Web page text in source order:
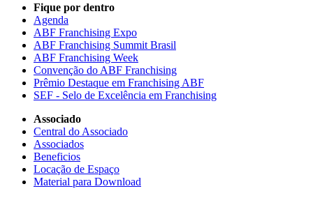
Fique por dentro
Agenda
ABF Franchising Expo
ABF Franchising Summit Brasil
ABF Franchising Week
Convenção do ABF Franchising
Prêmio Destaque em Franchising ABF
SEF - Selo de Excelência em Franchising
Associado
Central do Associado
Associados
Beneficios
Locação de Espaço
Material para Download